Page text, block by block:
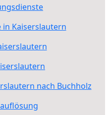
Kaiserslautern
nach Buchholz